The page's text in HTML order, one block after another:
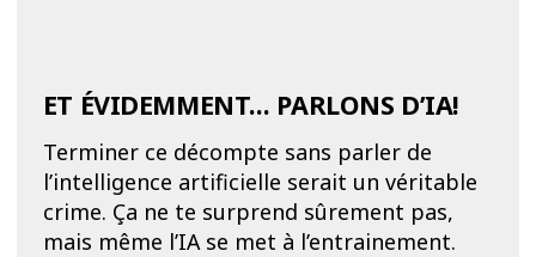
ET ÉVIDEMMENT… PARLONS D’IA!
Terminer ce décompte sans parler de
l’intelligence artificielle serait un véritable
crime. Ça ne te surprend sûrement pas,
mais même l’IA se met à l’entrainement.